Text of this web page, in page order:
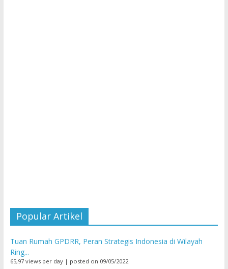
Popular Artikel
Tuan Rumah GPDRR, Peran Strategis Indonesia di Wilayah
Ring...
65,97 views per day| posted on 09/05/2022